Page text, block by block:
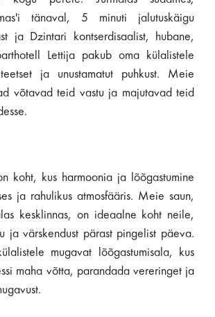
tänaval, 5 minuti jalutuskäigu
ja Dzintari kontserdisaalist, hubane,
Lettija pakub oma külalistele
ja unustamatut puhkust. Meie
võtavad teid vastu ja majutavad teid
koht, kus harmoonia ja lõõgastumine
ja rahulikus atmosfääris. Meie saun,
kesklinnas, on ideaalne koht neile,
ja värskendust pärast pingelist päeva.
mugavat lõõgastumisala, kus
maha võtta, parandada vereringet ja